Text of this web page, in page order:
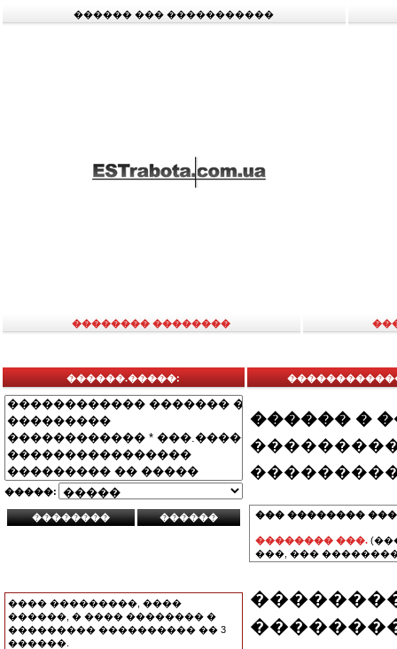
������ ��� �����������
�������� ��������
������.�����:
�����:
���� ���������, ����
������, � ���� �������� �
��������� ���������� �� 3
������.
������ �
��� ��������
�������� ���.
���, ���